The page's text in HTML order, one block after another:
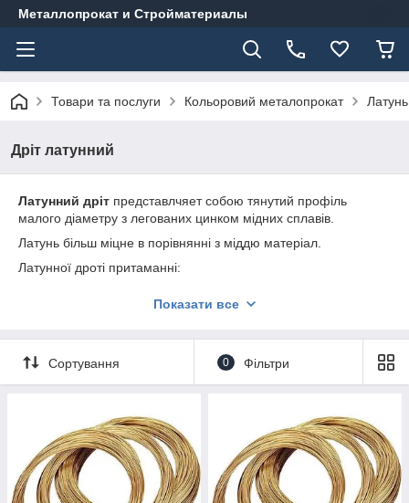
Металлопрокат и Стройматериалы
Товари та послуги Кольоровий металопрокат Латунь
Дріт латунний
Латунний дріт представлчяет собою тянутий профіль
малого діаметру з легованих цинком мідних сплавів.
Латунь більш міцне в порівнянні з міддю матеріал.
Латунної дроті притаманні:
Естетичність
Довговічність
Надійність
Медико-санітарна безпека
Показати все
Сортування 0 Фільтри